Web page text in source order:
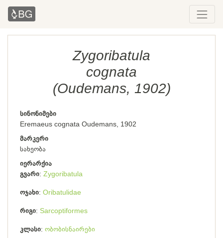
Zygoribatula
cognata
(Oudemans, 1902)
სინონიმები
Eremaeus cognata Oudemans, 1902
მარკერი
სახეობა
იერარქია
გვარი Zygoribatula
ოჯახი Oribatulidae
რიგი Sarcoptiformes
კლასი ობობისნაირები